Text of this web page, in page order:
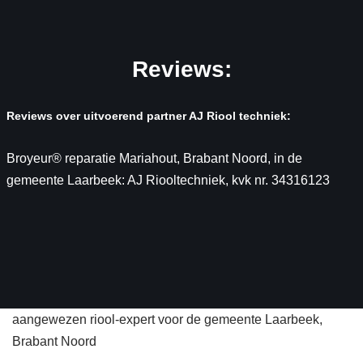
Reviews:
Reviews over uitvoerend partner AJ Riool techniek:
Broyeur® reparatie Mariahout, Brabant Noord, in de
gemeente Laarbeek: AJ Riooltechniek, kvk nr. 34316123
aangewezen riool-expert voor de gemeente Laarbeek,
Brabant Noord